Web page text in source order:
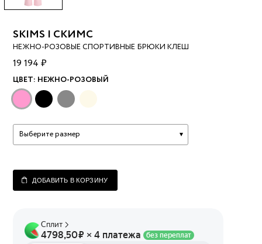
SKIMS | СКИМС
НЕЖНО-РОЗОВЫЕ СПОРТИВНЫЕ БРЮКИ КЛЕШ
19 194 ₽
ЦВЕТ: НЕЖНО-РОЗОВЫЙ
Выберите размер
ДОБАВИТЬ В КОРЗИНУ